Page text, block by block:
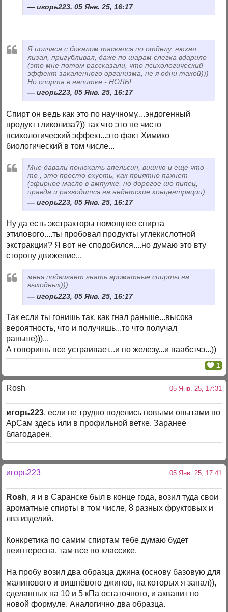
игорь223, 05 Янв. 25, 16:17
Я полчаса с бокалом таскался по отделу, нюхал,
лизал, пригубливал, даже по шарам слегка вдарило
(это мне потом рассказали, что психологический
эффект закаленного организма, не я одни такой)))
Но спирта в напитке - НОЛЬ!
игорь223, 05 Янв. 25, 16:17
Спирт он ведь как это по научному....эндогенный
продукт гликолиза?)) так что это не чисто
психологический эффект...это факт Химико
биологический в том числе...
Мне давали понюхать апельсин, вишню и еще что -
то , это просто охуеть, как приятно пахнет
(эфирное масло в ампулке, но дорогое шо пипец,
правда и разводится на недетские концентрации)
игорь223, 05 Янв. 25, 16:17
Ну да есть экстракторы помощнее спирта
этилового....ты пробовал продукты углекислотной
экстракции? Я вот не сподобился....но думаю это вту
сторону движение...
меня подвигает гнать ароматные спирты на
выходных)))
игорь223, 05 Янв. 25, 16:17
Так если ты гонишь так, как гнал раньше...высока
вероятность, что и получишь...то что получал
раньше)))...
А говоришь все устраивает...и по железу...и ваабстчэ...))
1
Rosh 05 Янв. 25, 17:31
игорь223, если не трудно поделись новыми опытами по
АрСам здесь или в профильной ветке. Заранее
благодарен.
игорь223 05 Янв. 25, 17:41
Rosh, я и в Саранске был в конце года, возил туда свои
ароматные спирты в том числе, 8 разных фруктовых и
лвз изделий.
Конкретика по самим спиртам тебе думаю будет
неинтересна, там все по классике.
На пробу возил два образца джина (основу базовую для
малинового и вишнёвого джинов, на которых я запал)),
сделанных на 10 и 5 кПа остаточного, и аквавит по
новой формуле. Аналогично два образца.